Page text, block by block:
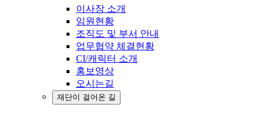
이사장 소개
임원현황
조직도 및 부서 안내
업무협약 체결현황
CI/캐릭터 소개
홍보영상
오시는길
재단이 걸어온 길